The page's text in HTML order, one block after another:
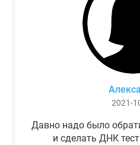
2021-
Давно надо было
и сделать ДНК